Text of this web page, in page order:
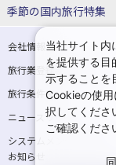
東京→金沢 新幹線パック
東京⇔軽井沢 新幹線パ
東京→名古屋 新幹線パ
東京→大阪（新大阪）
ク
東京→岡山 新幹線パッ
上越新幹線 旅行
九州新幹線 旅行
特急サンダーバード 旅
東北
青森旅行・ツアー
宮城旅行・ツアー
山形旅行・ツアー
関東
温泉旅行
一人旅 国内版
カップル・夫婦旅行 国
卒業旅行・学生旅行 国
季節の国内旅行特集
桜・お花見特集
夏休み・お盆の国内旅
8月の国内旅行
10月の国内旅行
会社情報
旅行業登録票・約款
旅行条件書
ニュースリリース
システムメンテナンスの
お知らせ
当社サイト内
を提供する目
示することを
Cookieの使
択してくださ
ご確認くださ